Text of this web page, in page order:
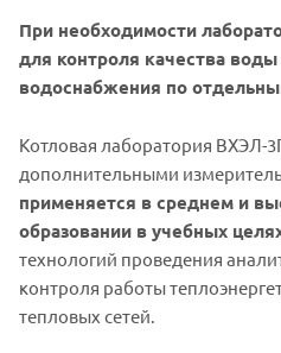
При необходимости
для контроля качества
водоснабжения по
Котловая лаборатория ВХЭЛ-
дополнительными
применяется в среднем и
образовании в учебных
технологий проведения
контроля работы
тепловых сетей.